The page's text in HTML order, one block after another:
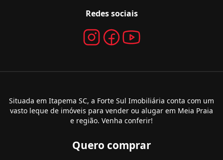
Redes sociais
Situada em Itapema SC, a Forte Sul Imobiliária conta com um
vasto leque de imóveis para vender ou alugar em Meia Praia
e região. Venha conferir!
Quero comprar